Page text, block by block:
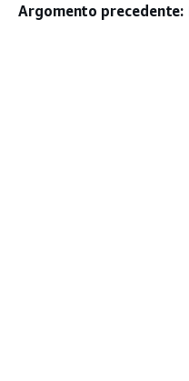
Argomento precedente: